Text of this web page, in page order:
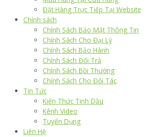
Đặt Hàng Trực Tiếp Tại Website
Chính sách
Chính Sách Bảo Mật Thông Tin
Chính Sách Cho Đại Lý
Chính Sách Bảo Hành
Chính Sách Đổi Trả
Chính Sách Bồi Thường
Chính Sách Cho Đối Tác
Tin Tức
Kiến Thức Tinh Dầu
Kênh Video
Tuyển Dụng
Liên Hệ